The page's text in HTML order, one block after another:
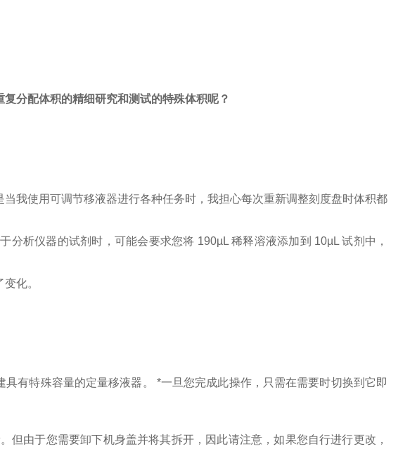
复分配体积的精细研究和测试的特殊体积呢？
我使用可调节移液器进行各种任务时，我担心每次重新调整刻度盘时体积都
分析仪器的试剂时，可能会要求您将 190µL 稀释溶液添加到 10µL 试剂中，
化。
有特殊容量的定量移液器。 *一旦您完成此操作，只需在需要时切换到它即
但由于您需要卸下机身盖并将其拆开，因此请注意，如果您自行进行更改，